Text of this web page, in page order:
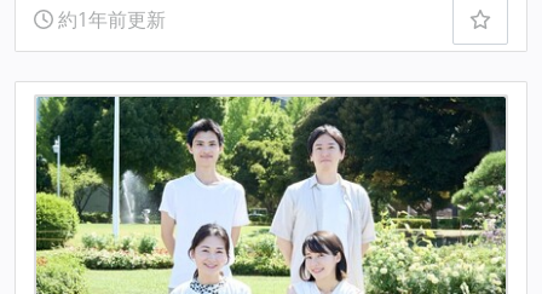
約1年前更新